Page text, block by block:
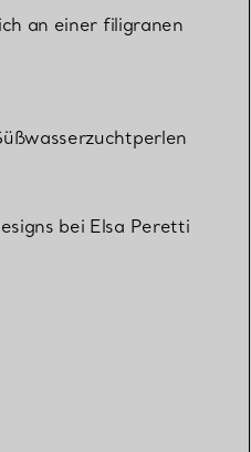
an einer filigranen
bei Elsa Peretti